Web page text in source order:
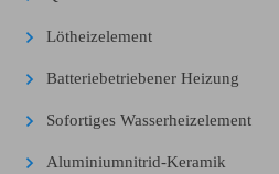
Lötheizelement
Batteriebetriebener Heizung
Sofortiges Wasserheizelement
Aluminiumnitrid-Keramik